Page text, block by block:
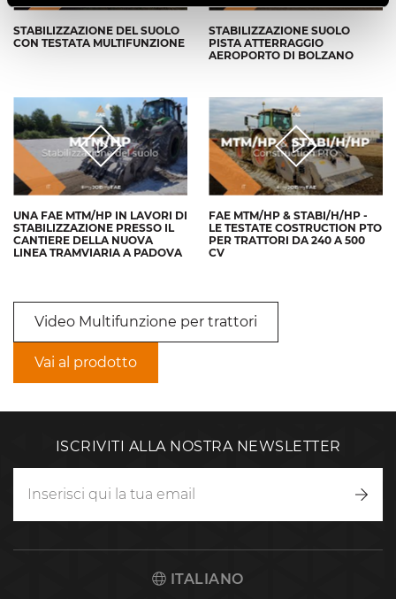
STABILIZZAZIONE DEL SUOLO
CON TESTATA MULTIFUNZIONE
STABILIZZAZIONE SUOLO
PISTA ATTERRAGGIO
AEROPORTO DI BOLZANO
UNA FAE MTM/HP IN LAVORI DI
STABILIZZAZIONE PRESSO IL
CANTIERE DELLA NUOVA
LINEA TRAMVIARIA A PADOVA
FAE MTM/HP & STABI/H/HP -
LE TESTATE COSTRUCTION PTO
PER TRATTORI DA 240 A 500
CV
Video Multifunzione per trattori
Vai al prodotto
ISCRIVITI ALLA NOSTRA NEWSLETTER
ITALIANO